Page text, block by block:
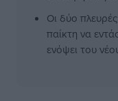
Οι δύο
παίκτη να
ενόψει του